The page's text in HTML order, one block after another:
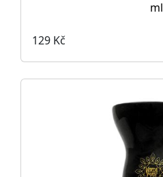
ml
129 Kč